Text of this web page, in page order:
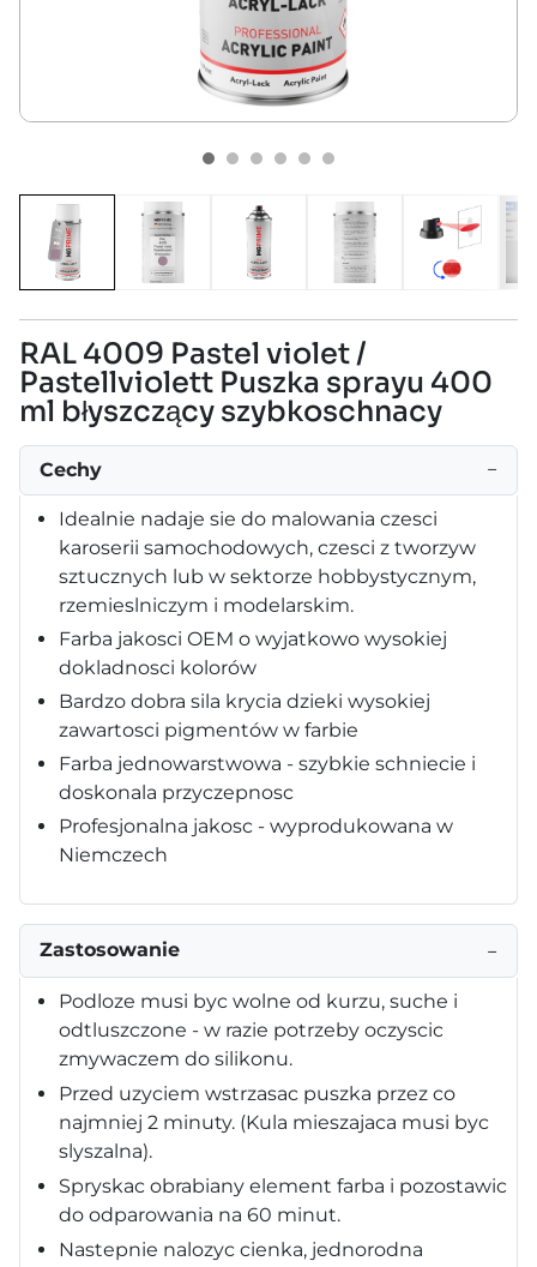
RAL 4009 Pastel violet /
Pastellviolett Puszka sprayu 400
ml błyszczący szybkoschnacy
Cechy −
Idealnie nadaje sie do malowania czesci
karoserii samochodowych, czesci z tworzyw
sztucznych lub w sektorze hobbystycznym,
rzemieslniczym i modelarskim.
Farba jakosci OEM o wyjatkowo wysokiej
dokladnosci kolorów
Bardzo dobra sila krycia dzieki wysokiej
zawartosci pigmentów w farbie
Farba jednowarstwowa - szybkie schniecie i
doskonala przyczepnosc
Profesjonalna jakosc - wyprodukowana w
Niemczech
Zastosowanie −
Podloze musi byc wolne od kurzu, suche i
odtluszczone - w razie potrzeby oczyscic
zmywaczem do silikonu.
Przed uzyciem wstrzasac puszka przez co
najmniej 2 minuty. (Kula mieszajaca musi byc
slyszalna).
Spryskac obrabiany element farba i pozostawic
do odparowania na 60 minut.
Nastepnie nalozyc cienka, jednorodna